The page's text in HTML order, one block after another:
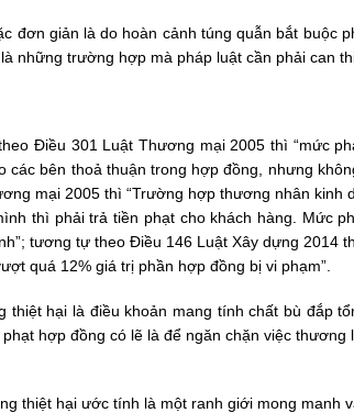
đơn giản là do hoàn cảnh túng quẫn bắt buộc
những trường hợp mà pháp luật cần phải can
Điều 301 Luật Thương mại 2005 thì “mức
bên thoả thuận trong hợp đồng, nhưng
mại 2005 thì “Trường hợp thương nhân kinh
thì phải trả tiền phạt cho khách hàng. Mức
tương tự theo Điều 146 Luật Xây dựng 2014
quá 12% giá trị phần hợp đồng bị vi phạm”.
hại là điều khoản mang tính chất bù đắp
hợp đồng có lẽ là để ngăn chặn việc thương
thiệt hại ước tính là một ranh giới mong manh